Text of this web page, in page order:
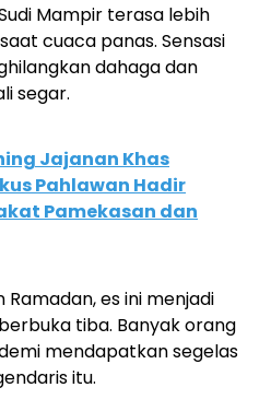
Mampir terasa lebih
cuaca panas. Sensasi
dahaga dan
segar.
Jajanan Khas
Pahlawan Hadir
Pamekasan dan
es ini menjadi
tiba. Banyak orang
mendapatkan segelas
itu.